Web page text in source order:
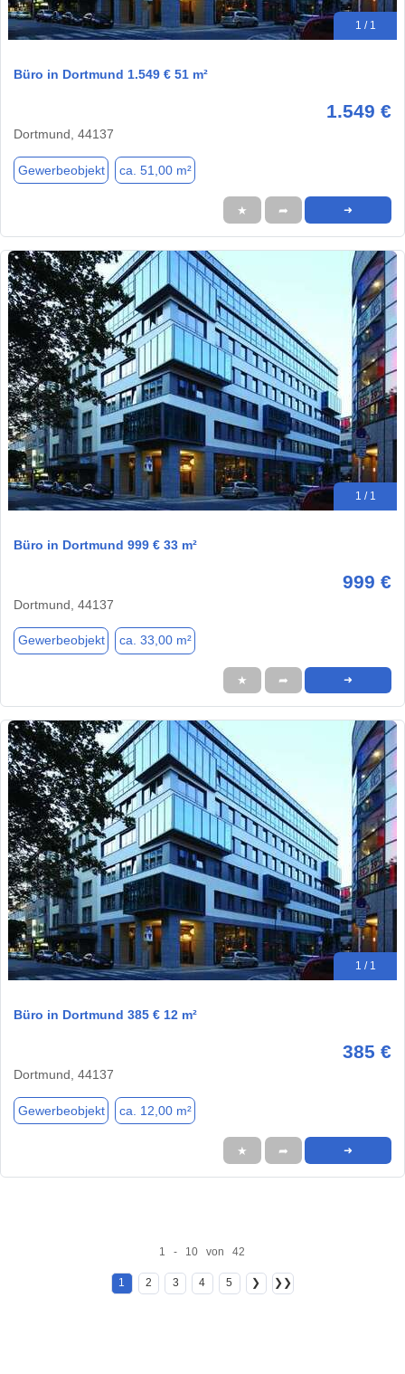
1 / 1
Büro in Dortmund 1.549 € 51 m²
1.549 €
Dortmund, 44137
Gewerbeobjekt ca. 51,00 m²
★ ➦ ➜
1 / 1
Büro in Dortmund 999 € 33 m²
999 €
Dortmund, 44137
Gewerbeobjekt ca. 33,00 m²
★ ➦ ➜
1 / 1
Büro in Dortmund 385 € 12 m²
385 €
Dortmund, 44137
Gewerbeobjekt ca. 12,00 m²
★ ➦ ➜
1 - 10 von 42
1 2 3 4 5 ❯ ❯❯